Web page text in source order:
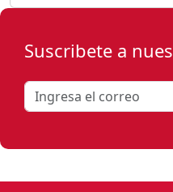
Suscribete a